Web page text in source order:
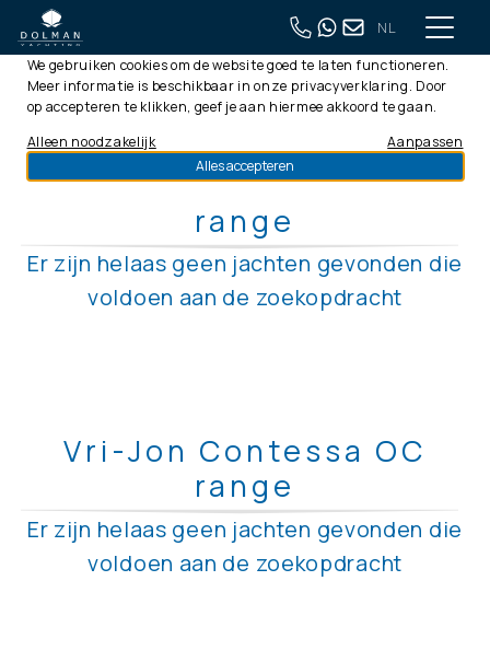
NL
Vri-Jon Contessa AC
range
Er zijn helaas geen jachten gevonden die
voldoen aan de zoekopdracht
Vri-Jon Contessa OC
range
Er zijn helaas geen jachten gevonden die
voldoen aan de zoekopdracht
Deze website gebruikt cookies
We gebruiken cookies om de website goed te laten functioneren.
Meer informatie is beschikbaar in onze privacyverklaring. Door
op accepteren te klikken, geef je aan hiermee akkoord te gaan.
Alles accepteren
Aanpassen
Alleen noodzakelijk